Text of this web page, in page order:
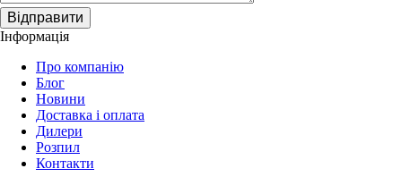
Відправити
Інформація
Про компанію
Блог
Новини
Доставка і оплата
Дилери
Розпил
Контакти